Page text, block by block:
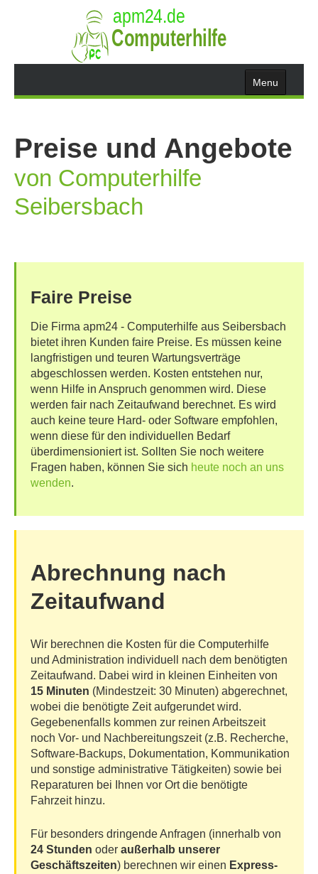
Menu
Leistungen
User-Info
Datenschutz
Impressum / Kontakt
Preise und Angebote
von Computerhilfe
Seibersbach
Faire Preise
Die Firma apm24 - Computerhilfe aus Seibersbach
bietet ihren Kunden faire Preise. Es müssen keine
langfristigen und teuren Wartungsverträge
abgeschlossen werden. Kosten entstehen nur,
wenn Hilfe in Anspruch genommen wird. Diese
werden fair nach Zeitaufwand berechnet. Es wird
auch keine teure Hard- oder Software empfohlen,
wenn diese für den individuellen Bedarf
überdimensioniert ist. Sollten Sie noch weitere
Fragen haben, können Sie sich heute noch an uns
wenden.
Abrechnung nach
Zeitaufwand
Wir berechnen die Kosten für die Computerhilfe
und Administration individuell nach dem benötigten
Zeitaufwand. Dabei wird in kleinen Einheiten von
15 Minuten (Mindestzeit: 30 Minuten) abgerechnet,
wobei die benötigte Zeit aufgerundet wird.
Gegebenenfalls kommen zur reinen Arbeitszeit
noch Vor- und Nachbereitungszeit (z.B. Recherche,
Software-Backups, Dokumentation, Kommunikation
und sonstige administrative Tätigkeiten) sowie bei
Reparaturen bei Ihnen vor Ort die benötigte
Fahrzeit hinzu.
Für besonders dringende Anfragen (innerhalb von
24 Stunden oder außerhalb unserer
Geschäftszeiten) berechnen wir einen Express-